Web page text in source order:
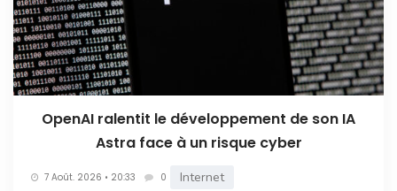
OpenAI ralentit le développement de son IA
Astra face à un risque cyber
7 Août. 2026 • 20:33 0 Internet